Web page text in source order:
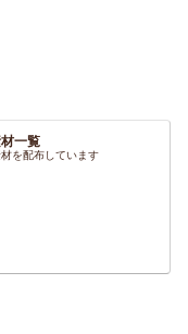
一覧
を配布しています